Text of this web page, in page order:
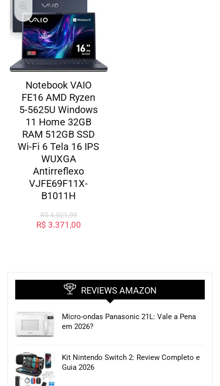
Notebook VAIO
FE16 AMD Ryzen
5-5625U Windows
11 Home 32GB
RAM 512GB SSD
Wi-Fi 6 Tela 16 IPS
WUXGA
Antirreflexo
VJFE69F11X-
B1011H
R$4.021,99
R$ 3.371,00
REVIEWS AMAZON
Micro-ondas Panasonic 21L: Vale a Pena
em 2026?
Kit Nintendo Switch 2: Review Completo e
Guia 2026